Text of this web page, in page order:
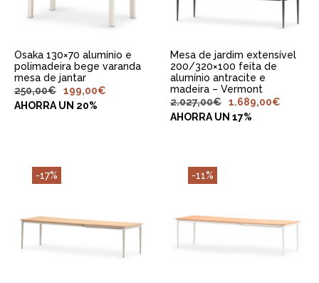
Osaka 130×70 alumínio e
polimadeira bege varanda
mesa de jantar
250,00€ 199,00€
AHORRA UN 20%
Mesa de jardim extensível
200/320×100 feita de
alumínio antracite e
madeira – Vermont
2.027,00€ 1.689,00€
AHORRA UN 17%
-17%
CARRINHO
-11%
ADICIONAR AO
CARRINHO